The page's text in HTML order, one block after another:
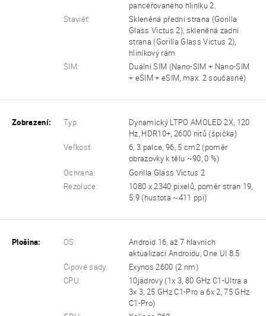
pancéřovaného hliníku 2.
Staviěť:
Skleněná přední strana (Gorilla
Glass Victus 2), skleněná zadní
strana (Gorilla Glass Victus 2),
hliníkový rám
SIM:
Duální SIM (Nano-SIM + Nano-SIM
+ eSIM + eSIM, max. 2 současně)
Zobrazení: Typ:
Dynamický LTPO AMOLED 2X, 120
Hz, HDR10+, 2600 nitů (špička)
Veľkosť:
6, 3 palce, 96, 5 cm2 (poměr
obrazovky k tělu ~90, 0 %)
Ochrana:
Gorilla Glass Victus 2
Rezoluce:
1080 x 2340 pixelů, poměr stran 19,
5:9 (hustota ~411 ppi)
Plošina: OS:
Android 16, až 7 hlavních
aktualizací Androidu, One UI 8.5
Čipové sady:
Exynos 2600 (2 nm)
CPU:
10jádrový (1x 3, 80 GHz C1-Ultra a
3x 3, 25 GHz C1-Pro a 6x 2, 75 GHz
C1-Pro)